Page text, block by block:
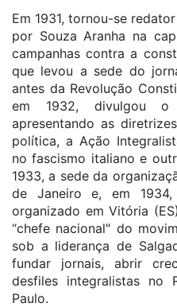
Em 1931, tornou-se
por Souza Aranha na
campanhas contra a
que levou a sede do
antes da Revolução
em 1932, divulgou o
apresentando as
política, a Ação
no fascismo italiano e
1933, a sede da
de Janeiro e, em
organizado em Vitória
“chefe nacional" do
sob a liderança de
fundar jornais, abrir
desfiles integralistas no
Paulo.